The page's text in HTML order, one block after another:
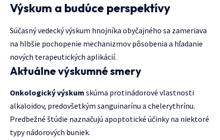
Výskum a budúce perspektívy
Súčasný vedecký výskum hnojníka obyčajného sa zameriava
na hlbšie pochopenie mechanizmov pôsobenia a hľadanie
nových terapeutických aplikácií.
Aktuálne výskumné smery
Onkologický výskum skúma protinádorové vlastnosti
alkaloidov, predovšetkým sanguinarínu a chelerythrínu.
Predbežné štúdie naznačujú apoptotické účinky na niektoré
typy nádorových buniek.